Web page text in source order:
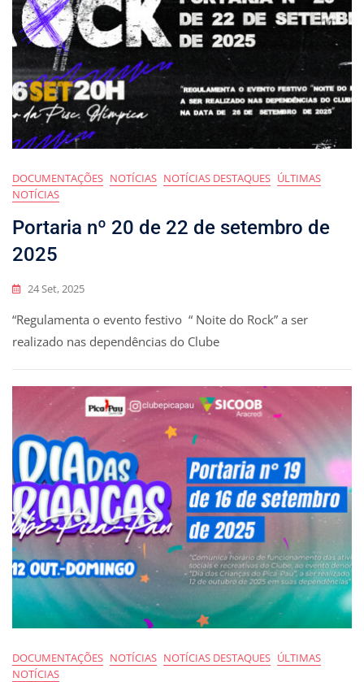
DOCUMENTAÇÕES NOTÍCIAS NOTÍCIAS DESTAQUES ÚLTIMAS
NOTÍCIAS
Portaria nº 20 de 22 de setembro de
2025
24 Set, 2025
“Regulamenta o evento festivo “ Noite do Rock” a ser
realizado nas dependências do Clube
DOCUMENTAÇÕES NOTÍCIAS NOTÍCIAS DESTAQUES ÚLTIMAS
NOTÍCIAS